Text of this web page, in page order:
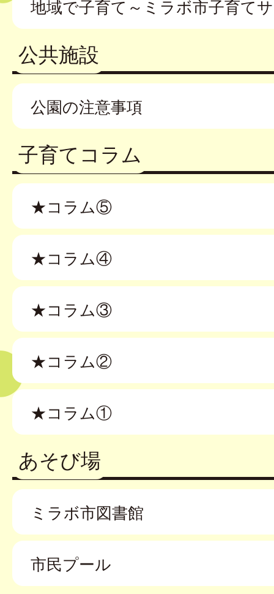
地域で子育て～ミラボ市子育て
公共施設
公園の注意事項
子育てコラム
★コラム⑤
★コラム④
★コラム③
★コラム②
★コラム①
あそび場
ミラボ市図書館
市民プール